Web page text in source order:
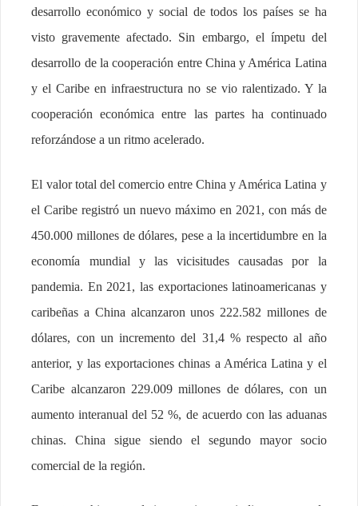
desarrollo económico y social de todos los países se ha
visto gravemente afectado. Sin embargo, el ímpetu del
desarrollo de la cooperación entre China y América Latina
y el Caribe en infraestructura no se vio ralentizado. Y la
cooperación económica entre las partes ha continuado
reforzándose a un ritmo acelerado.
El valor total del comercio entre China y América Latina y
el Caribe registró un nuevo máximo en 2021, con más de
450.000 millones de dólares, pese a la incertidumbre en la
economía mundial y las vicisitudes causadas por la
pandemia. En 2021, las exportaciones latinoamericanas y
caribeñas a China alcanzaron unos 222.582 millones de
dólares, con un incremento del 31,4 % respecto al año
anterior, y las exportaciones chinas a América Latina y el
Caribe alcanzaron 229.009 millones de dólares, con un
aumento interanual del 52 %, de acuerdo con las aduanas
chinas. China sigue siendo el segundo mayor socio
comercial de la región.